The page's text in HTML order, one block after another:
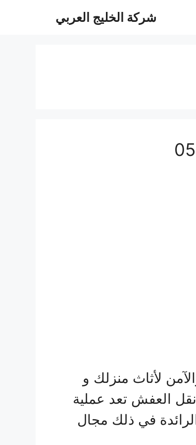
شركة الخليج العربي
لأثاث منزلك و
العفش تعد عملية
في ذلك مجال